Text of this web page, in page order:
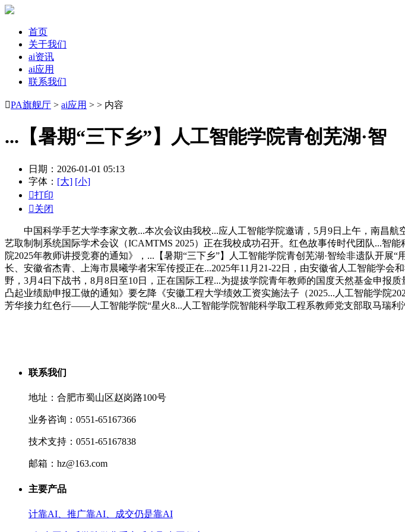
首页
关于我们
ai资讯
ai应用
联系我们
PA旗舰厅 > ai应用 > > 内容
...【暑期“三下乡”】人工智能学院青创芜湖·智
日期：2026-01-01 05:13
字体： [大] [小]
打印
关闭
中国科学手艺大学李家文教...本次会议由我校...应人工智能学院邀请，5月9日上午，南昌航
艺取制制系统国际学术会议（ICAMTMS 2025）正在我校成功召开。红色故事传时代团队...智
院2025年教师讲授竞赛的通知》，...【暑期“三下乡”】人工智能学院青创芜湖·智绘非遗队开
长、安徽省杰青、上海市晨曦学者宋军传授正在...2025年11月21-22日，由安徽省人工智能学
野，3月4日下战书，8月8日至10日，正在国际工程...为提拔学院青年教师的国度天然基金申报
凸起业绩励申报工做的通知》要乞降《安徽工程大学绩效工资实施法子（2025...人工智能学院
芳华接力红色行——人工智能学院“星火8...人工智能学院智能科学取工程系教师党支部取马瑞利
联系我们
地址：合肥市蜀山区赵岗路100号
业务咨询：0551-65167366
技术支持：0551-65167838
邮箱：hz@163.com
主要产品
计靠AI、推广靠AI、成交仍是靠AI